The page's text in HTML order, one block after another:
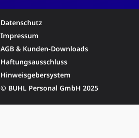
Datenschutz
Impressum
AGB & Kunden-Downloads
Haftungsausschluss
Hinweisgebersystem
© BUHL Personal GmbH 2025